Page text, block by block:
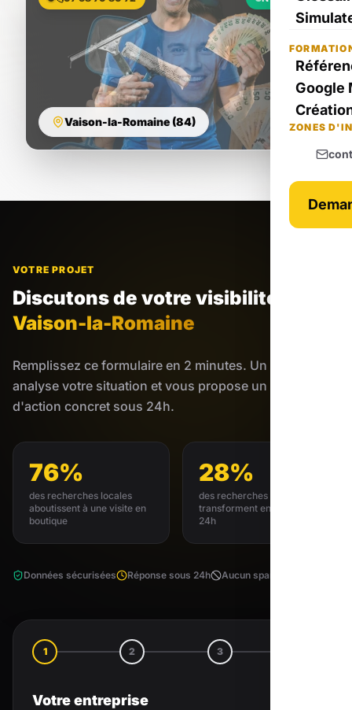
Google
ZONES
Vaison-la-Romaine (84)
VOTRE PROJET
Discutons de votre visibilité
Vaison-la-Romaine
Remplissez ce formulaire en 2 minutes. Un expert
analyse votre situation et vous propose un plan
d'action concret sous 24h.
76%
des recherches locales
aboutissent à une visite en
boutique
28%
des recherches locales se
transforment en achat sous
24h
Données sécurisées Réponse sous 24h Aucun spam
1 2 3
Votre entreprise